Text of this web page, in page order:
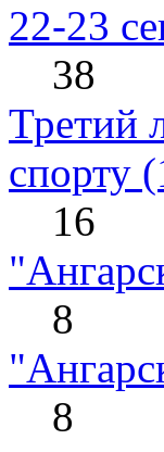
22-23
38
Третий
спорту
16
8
8